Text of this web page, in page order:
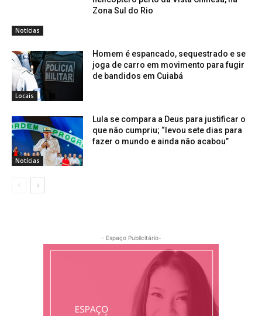
Notícias
Zona Sul do Rio
Locais
Homem é espancado, sequestrado e se
joga de carro em movimento para fugir
de bandidos em Cuiabá
Notícias
Lula se compara a Deus para justificar o
que não cumpriu; “levou sete dias para
fazer o mundo e ainda não acabou”
- Espaço Publicitário-